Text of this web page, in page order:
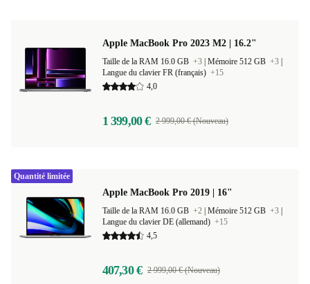
Apple MacBook Pro 2023 M2 | 16.2"
Taille de la RAM 16.0 GB +3 Mémoire 512 GB +3
Langue du clavier FR (français) +15
4,0
1 399,00 € 2 999,00 € (Nouveau)
Apple MacBook Pro 2019 | 16"
Taille de la RAM 16.0 GB +2 Mémoire 512 GB +3
Langue du clavier DE (allemand) +15
4,5
407,30 € 2 999,00 € (Nouveau)
Quantité limitée